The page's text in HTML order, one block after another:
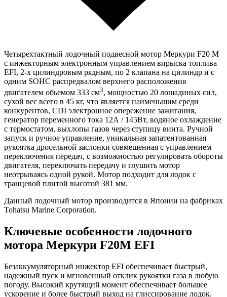
Четырехтактный лодочный подвесной мотор Меркури F20 M
с инжекторным электронным управлением впрыска топлива
EFI, 2-х цилиндровым рядным, по 2 клапана на цилиндр и с
одним SOHC распредвалом верхнего расположения
двигателем обьемом 333 см3, мощностью 20 лошадиных сил,
сухой вес всего в 45 кг, что является наименьшим среди
конкурентов, CDI электронное опережение зажигания,
генератор переменного тока 12А / 145Вт, водяное охлаждение
с термостатом, выхлопы газов через ступицу винта. Ручной
запуск и ручное управление, уникальная запатентованная
рукоятка дросельной заслонки совмещенная с управлением
переключения передач, с возможностью регулировать обороты
двигателя, переключать передачу и глушить мотор
неотрываясь одной рукой. Мотор подходит для лодок с
транцевой плитой высотой 381 мм.
Данный лодочный мотор производится в Японии на фабриках
Tohatsu Marine Corporation.
Ключевые особенности лодочного
мотора Меркури F20M EFI
Безаккумуляторный инжектор EFI обеспечивает быстрый,
надежный пуск и мгновенный отклик рукоятки газа в любую
погоду. Высокий крутящий момент обеспечивает большее
ускорение и более быстрый выход на глиссирование лодок.